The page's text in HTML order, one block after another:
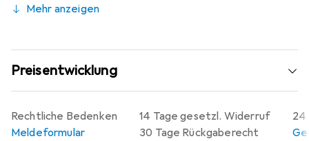
Mehr anzeigen
Preisentwicklung
14 Tage gesetzl. Widerruf
30 Tage Rückgaberecht
24
Rechtliche Bedenken
Meldeformular